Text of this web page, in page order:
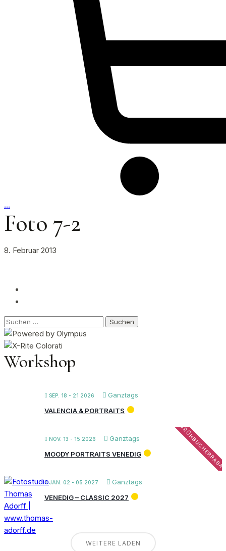
…
Foto 7-2
8. Februar 2013
Suchen
nach:
Workshop
SEP. 18 - 21 2026
Ganztags
VALENCIA & PORTRAITS
NOV. 13 - 15 2026 Ganztags
MOODY PORTRAITS VENEDIG
JAN. 02 - 05 2027
Ganztags
VENEDIG – CLASSIC 2027
WEITERE LADEN